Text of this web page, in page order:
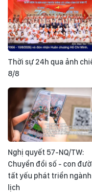
Thời sự 24h qua ảnh
8/8
Nghị quyết 57-NQ/TW:
Chuyển đổi số - con
tất yếu phát triển
lịch